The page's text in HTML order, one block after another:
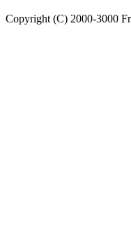
Copyright (C) 2000-3000